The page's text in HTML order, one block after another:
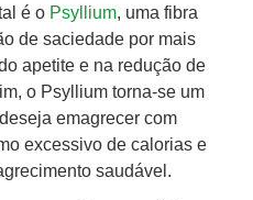
é o Psyllium, uma fibra
de saciedade por mais
apetite e na redução de
o Psyllium torna-se um
emagrecer com
excessivo de calorias e
saudável.